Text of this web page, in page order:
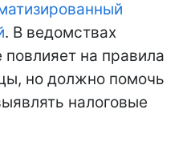
. В ведомствах
повлияет на правила
но должно помочь
налоговые